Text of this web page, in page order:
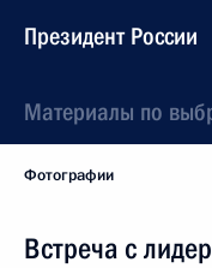
Президент России
Материалы по
Фотографии
Встреча с